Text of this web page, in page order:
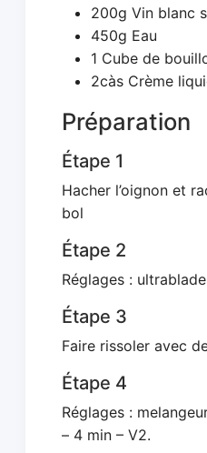
200g Vin blanc
450g Eau
1 Cube de
2càs Crème
Préparation
Étape 1
Hacher l’oignon et
bol
Étape 2
Réglages :
Étape 3
Faire rissoler avec
Étape 4
Réglages :
– 4 min – V2.